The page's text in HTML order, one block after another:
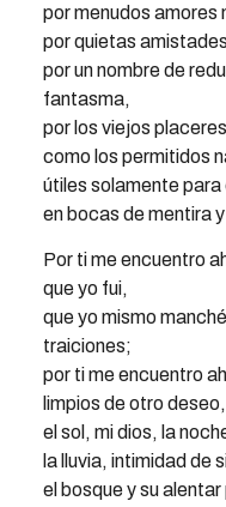
por menudos amores
por quietas
por un nombre de
fantasma,
por los viejos
como los permitidos
útiles solamente para
en bocas de mentira
Por ti me encuentro
que yo fui,
que yo mismo
traiciones;
por ti me encuentro
limpios de otro deseo,
el sol, mi dios, la
la lluvia, intimidad de
el bosque y su